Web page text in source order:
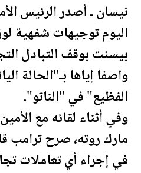
نيسان ـ أصدر الرئيس
اليوم توجيهات شفهية
بيسنت بوقف التبادل
واصفا إياها بـ"الحالة
الفظيع" في "الناتو".
وفي أثناء لقائه مع
مارك روته، صرحترامب
في إجراء أي تعاملات